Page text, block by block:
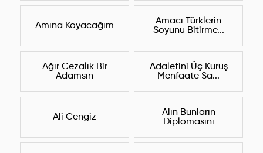
Amına Koyacağım
Amacı Türklerin
Soyunu Bitirme...
Ağır Cezalık Bir
Adamsın
Adaletini Üç Kuruş
Menfaate Sa...
Ali Cengiz
Alın Bunların
Diplomasını